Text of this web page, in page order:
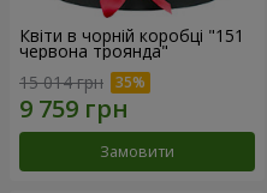
Квіти в чорній коробці "151
червона троянда"
15 014 грн
Замовити